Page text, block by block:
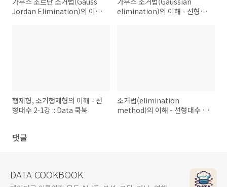
Jordan Elimination)의 이해
elimination)의 이해 - 선형대
행제형, 소거행제형의 이해 - 선
형대수 2-1강 :: Data 쿡북
소거법(elimination
method)의 이해 - 선형대수 1
댓글
DATA COOKBOOK